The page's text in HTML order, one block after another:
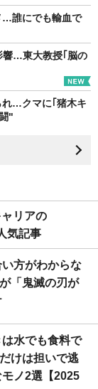
…誰にでも輸血で
響…東大教授｢脳の
れ…クマに｢猪木キ
"
ャリアの
気記事
方がわからな
「鬼滅の刃が
水でも食料で
けは担いで逃
ノ2選【2025